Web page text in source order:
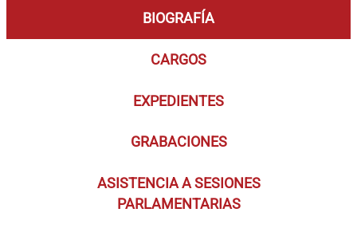
BIOGRAFÍA
CARGOS
EXPEDIENTES
GRABACIONES
ASISTENCIA A SESIONES
PARLAMENTARIAS